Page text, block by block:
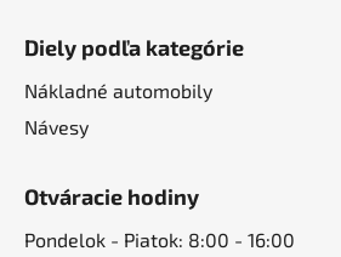
Diely podľa kategórie
Nákladné automobily
Návesy
Otváracie hodiny
Pondelok - Piatok: 8:00 - 16:00